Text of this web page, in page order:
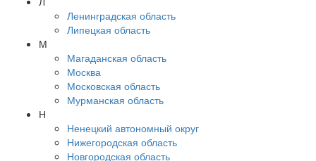
Ленинградская область
Липецкая область
М
Магаданская область
Москва
Московская область
Мурманская область
Н
Ненецкий автономный округ
Нижегородская область
Новгородская область